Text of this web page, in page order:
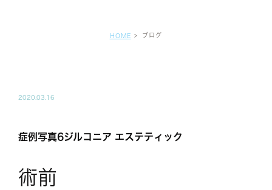
HOME ブログ
2020.03.16
症例写真6ジルコニア エステティック
術前